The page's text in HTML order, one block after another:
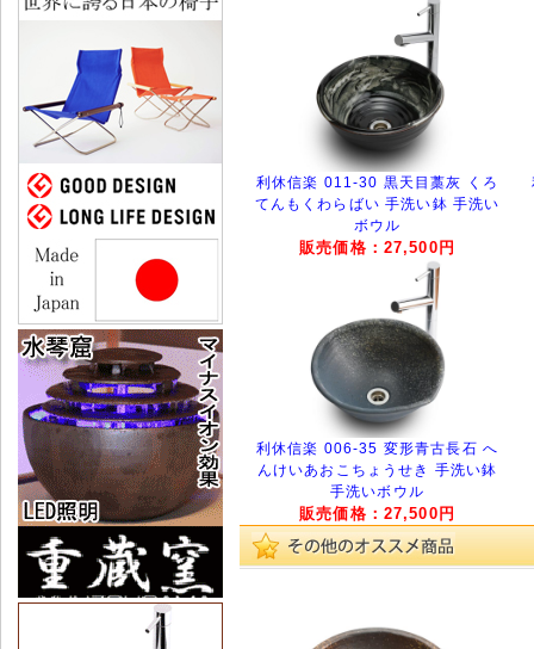
利休信楽 011-30 黒天目藁灰 くろ
てんもくわらばい 手洗い鉢 手洗い
ボウル
販売価格：27,500円
利休信楽 006-35 変形青古長石 へ
んけいあおこちょうせき 手洗い鉢
手洗いボウル
販売価格：27,500円